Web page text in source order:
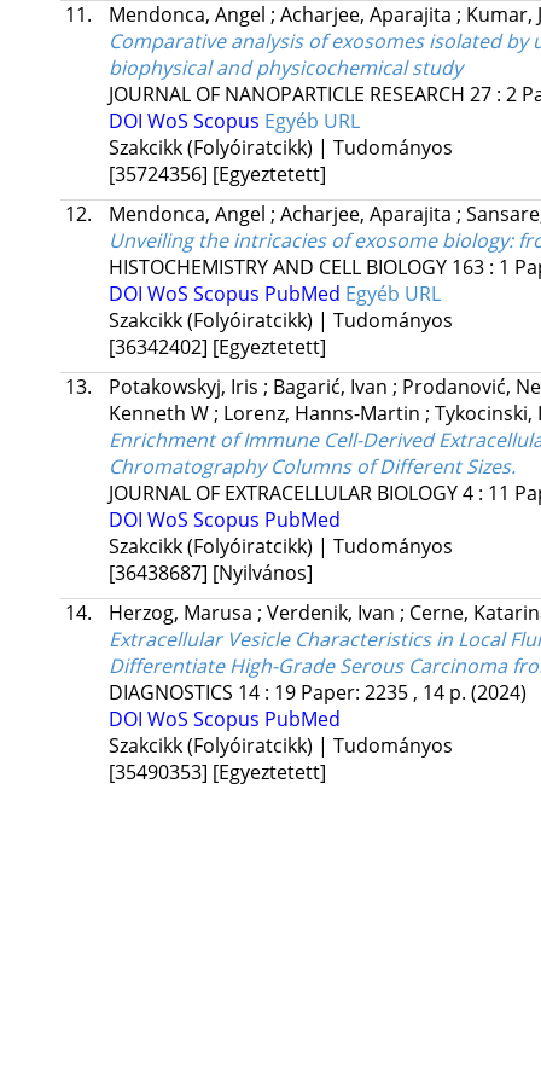
11.
Mendonca, Angel ; Acharjee, Aparajita ; Kumar,
Comparative analysis of exosomes isolated
biophysical and physicochemical study
JOURNAL OF NANOPARTICLE RESEARCH 27: 2
DOI WoS Scopus Egyéb URL
Szakcikk (Folyóiratcikk) | Tudományos
[35724356] [Egyeztetett]
12.
Mendonca, Angel ; Acharjee, Aparajita ;
Unveiling the intricacies of exosome biology:
HISTOCHEMISTRY AND CELL BIOLOGY 163: 1
DOI WoS Scopus PubMed Egyéb URL
Szakcikk (Folyóiratcikk) | Tudományos
[36342402] [Egyeztetett]
13.
Potakowskyj, Iris ; Bagarić, Ivan ; Prodanović,
Kenneth W; Lorenz, Hanns-Martin ;
Enrichment of Immune Cell-Derived
Chromatography Columns of Different Sizes.
JOURNAL OF EXTRACELLULAR BIOLOGY4: 11
DOI WoS Scopus PubMed
Szakcikk (Folyóiratcikk) | Tudományos
[36438687] [Nyilvános]
14.
Herzog, Marusa ; Verdenik, Ivan ; Cerne,
Extracellular Vesicle Characteristics in Local
Differentiate High-Grade Serous Carcinoma
DIAGNOSTICS 14: 19 Paper: 2235 , 14 p. (2024)
DOI WoS Scopus PubMed
Szakcikk (Folyóiratcikk) | Tudományos
[35490353] [Egyeztetett]